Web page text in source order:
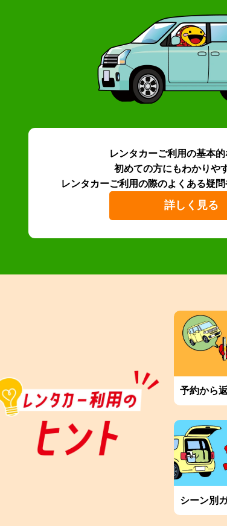
レンタカーご利用の基本
初めての方にもわかりや
レンタカーご利用の際のよくある疑問
詳しく見る
予約から
シーン別